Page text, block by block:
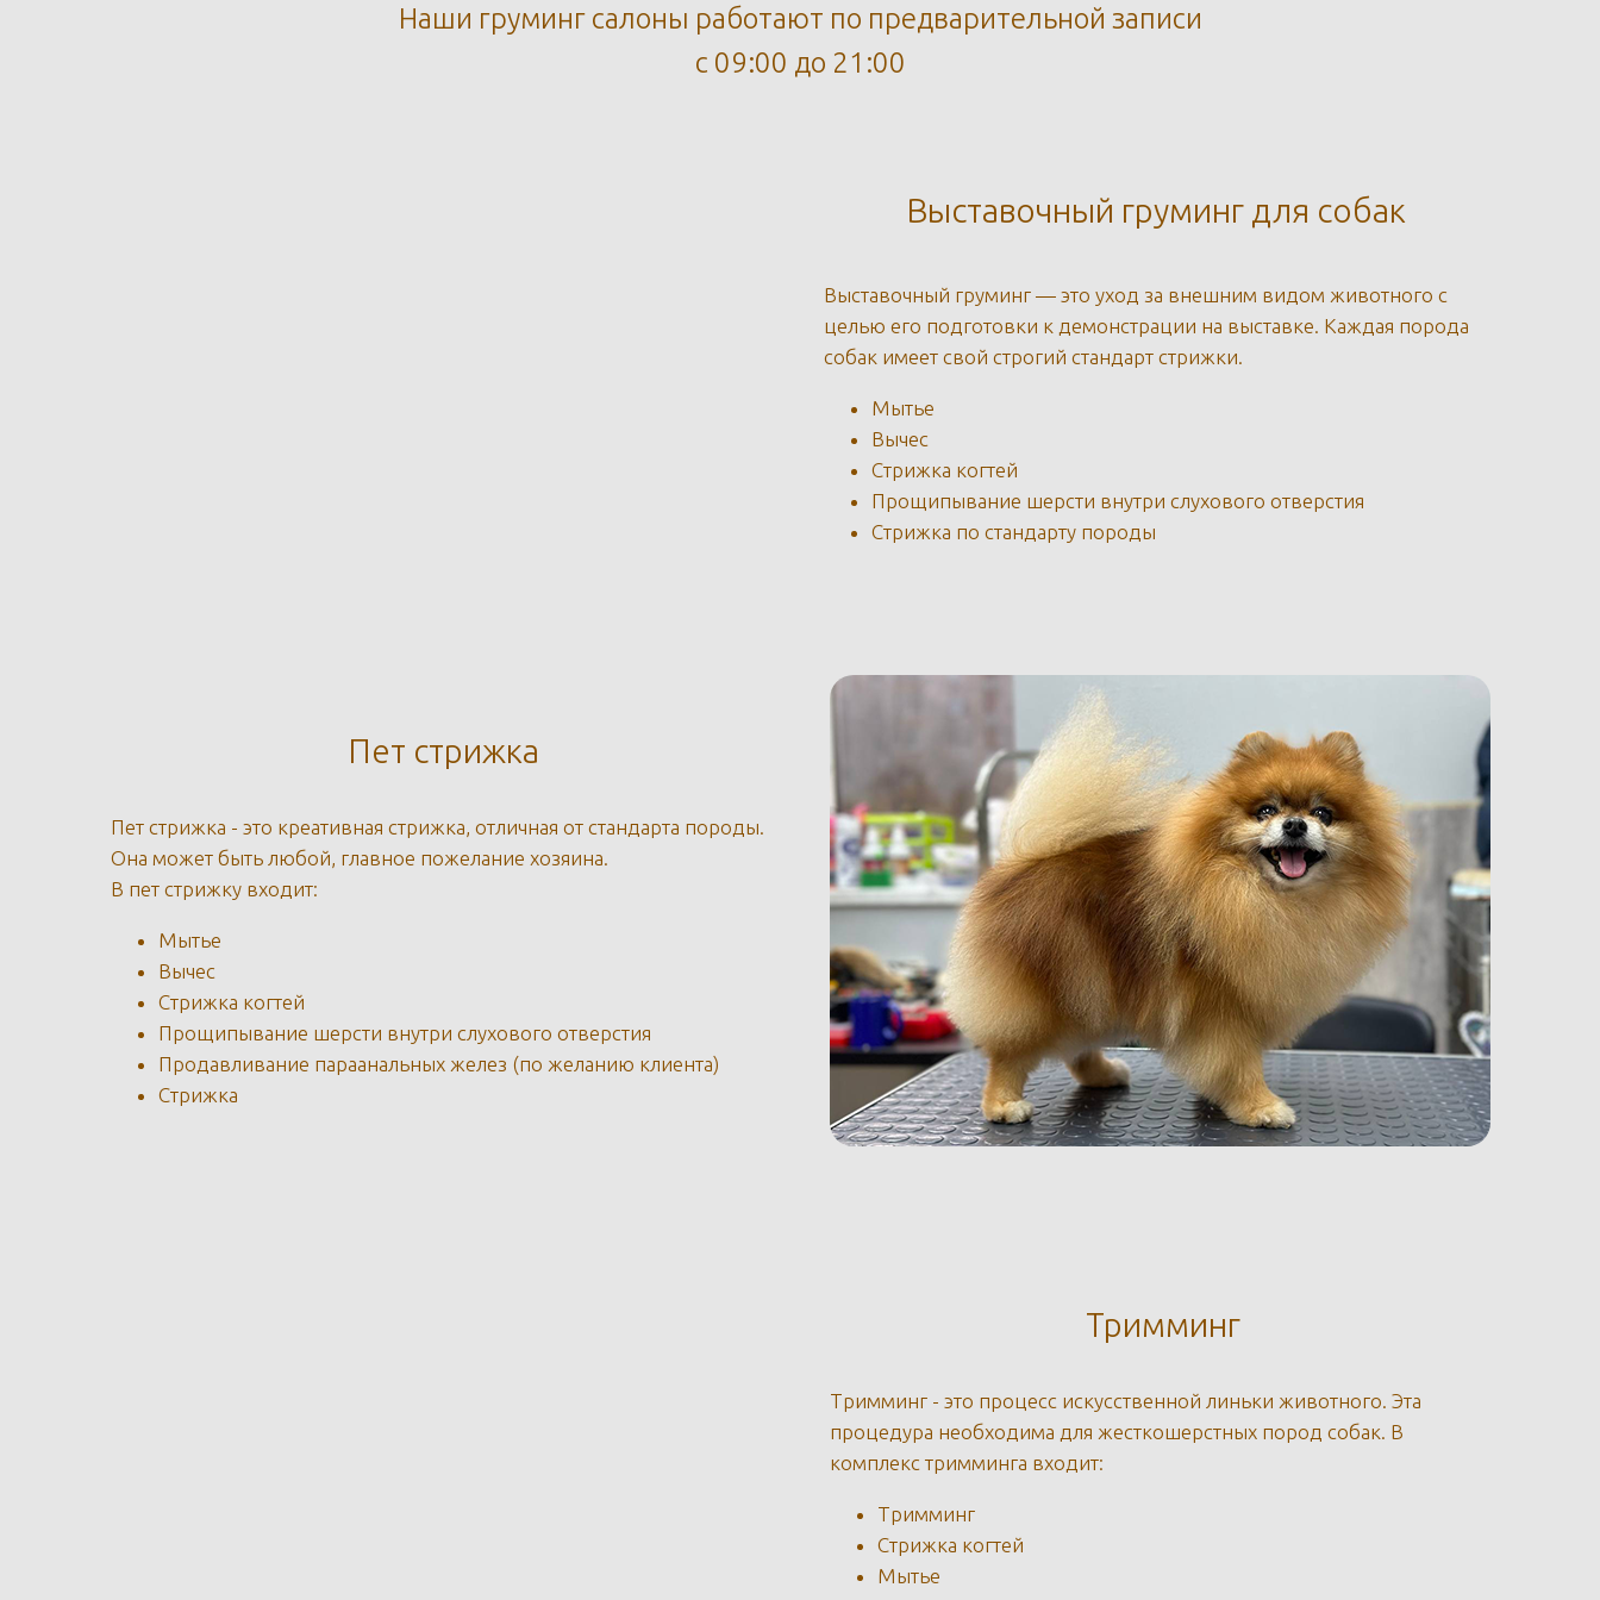
Наши груминг салоны работают по предварительной записи
с 09:00 до 21:00
Выставочный груминг для собак
Выставочный груминг — это уход за внешним видом животного с
целью его подготовки к демонстрации на выставке. Каждая порода
собак имеет свой строгий стандарт стрижки.
Мытье
Вычес
Стрижка когтей
Прощипывание шерсти внутри слухового отверстия
Стрижка по стандарту породы
Пет стрижка
Пет стрижка - это креативная стрижка, отличная от стандарта породы.
Она может быть любой, главное пожелание хозяина.
В пет стрижку входит:
Мытье
Вычес
Стрижка когтей
Прощипывание шерсти внутри слухового отверстия
Продавливание параанальных желез (по желанию клиента)
Стрижка
Тримминг
Тримминг - это процесс искусственной линьки животного. Эта
процедура необходима для жесткошерстных пород собак. В
комплекс тримминга входит:
Тримминг
Стрижка когтей
Мытье